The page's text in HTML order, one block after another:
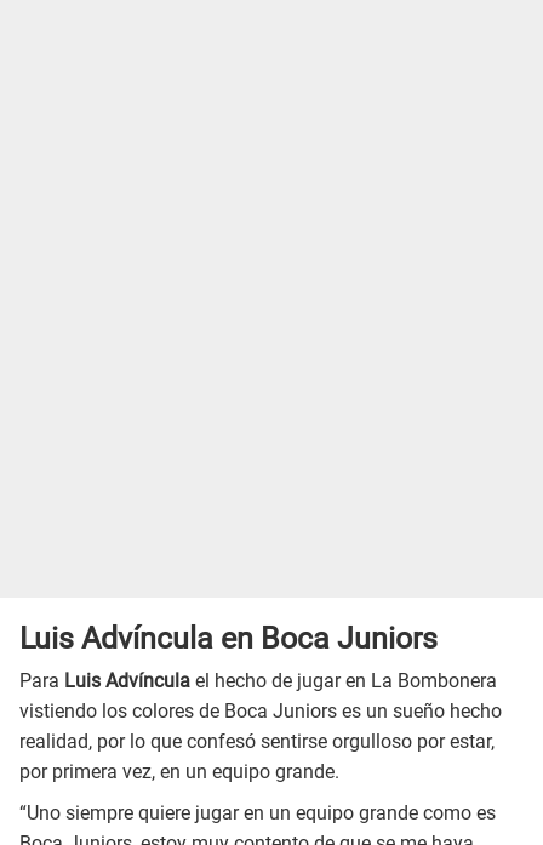
Luis Advíncula en Boca Juniors
Para Luis Advíncula el hecho de jugar en La Bombonera
vistiendo los colores de Boca Juniors es un sueño hecho
realidad, por lo que confesó sentirse orgulloso por estar,
por primera vez, en un equipo grande.
“Uno siempre quiere jugar en un equipo grande como es